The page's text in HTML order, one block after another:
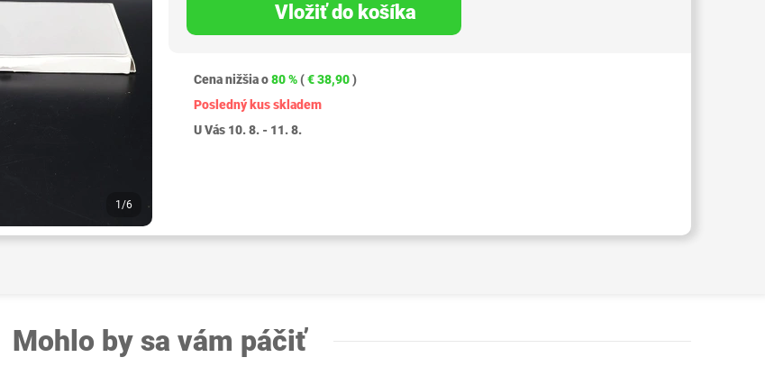
1/6
Vložiť do košíka
Cena nižšia o80 % (€ 38,90)
Posledný kus skladem
U Vás 10. 8. - 11. 8.
Mohlo by sa vám páčiť